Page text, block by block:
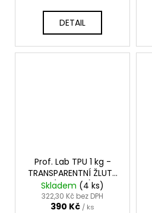
DETAIL
Prof. Lab TPU 1 kg -
TRANSPARENTNÍ ŽLUTÁ
(YELLOW)
Skladem (4 ks)
322,30 Kč bez DPH
390 Kč / ks